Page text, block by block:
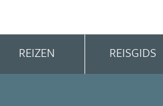
REIZEN REISGIDS